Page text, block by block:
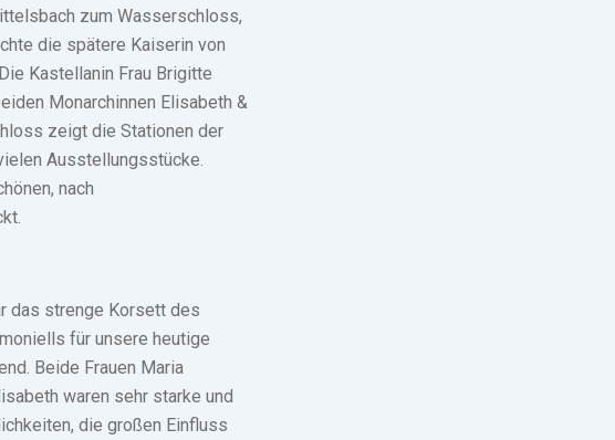
zum Wasserschloss,
die spätere Kaiserin von
Kastellanin Frau Brigitte
Monarchinnen Elisabeth &
zeigt die Stationen der
Ausstellungsstücke.
nach
das strenge Korsett des
für unsere heutige
Beide Frauen Maria
waren sehr starke und
die großen Einfluss